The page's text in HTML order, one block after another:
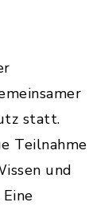
statt.
Teilnahme
und